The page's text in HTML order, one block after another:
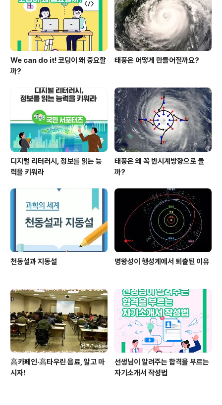
We can do it! 코딩이 왜 중요할
까?
태풍은 어떻게 만들어질까요?
디지털 리터러시, 정보를 읽는 능
력을 키워라
태풍은 왜 꼭 반시계방향으로 돌
까?
천동설과 지동설 명왕성이 행성계에서 퇴출된 이유
高카페인·高타우린 음료, 알고 마
시자!
선생님이 알려주는 합격을 부르는
자기소개서 작성법